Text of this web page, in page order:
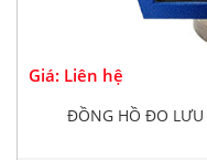
Giá: Liên hệ
ĐỒNG HỒ ĐO